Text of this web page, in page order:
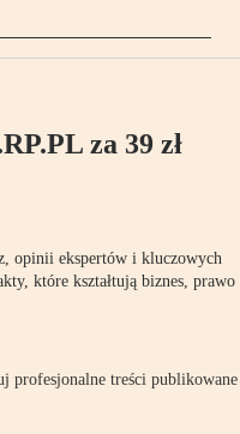
za 39 zł
opinii ekspertów i kluczowych
które kształtują biznes, prawo
profesjonalne treści publikowane